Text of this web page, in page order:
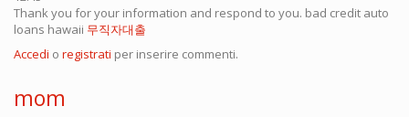
Thank you for your information and respond to you. bad credit auto
loans hawaii 무직자대출
Accedi o registrati per inserire commenti.
mom